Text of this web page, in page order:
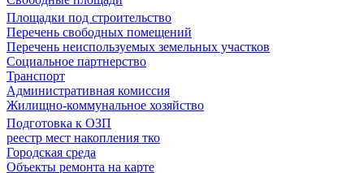
Площадки под строительство
Перечень свободных помещений
Перечень неиспользуемых земельных участков
Социальное партнерство
Транспорт
Административная комиссия
Жилищно-коммунальное хозяйство
Подготовка к ОЗП
реестр мест накопления тко
Городская среда
Объекты ремонта на карте